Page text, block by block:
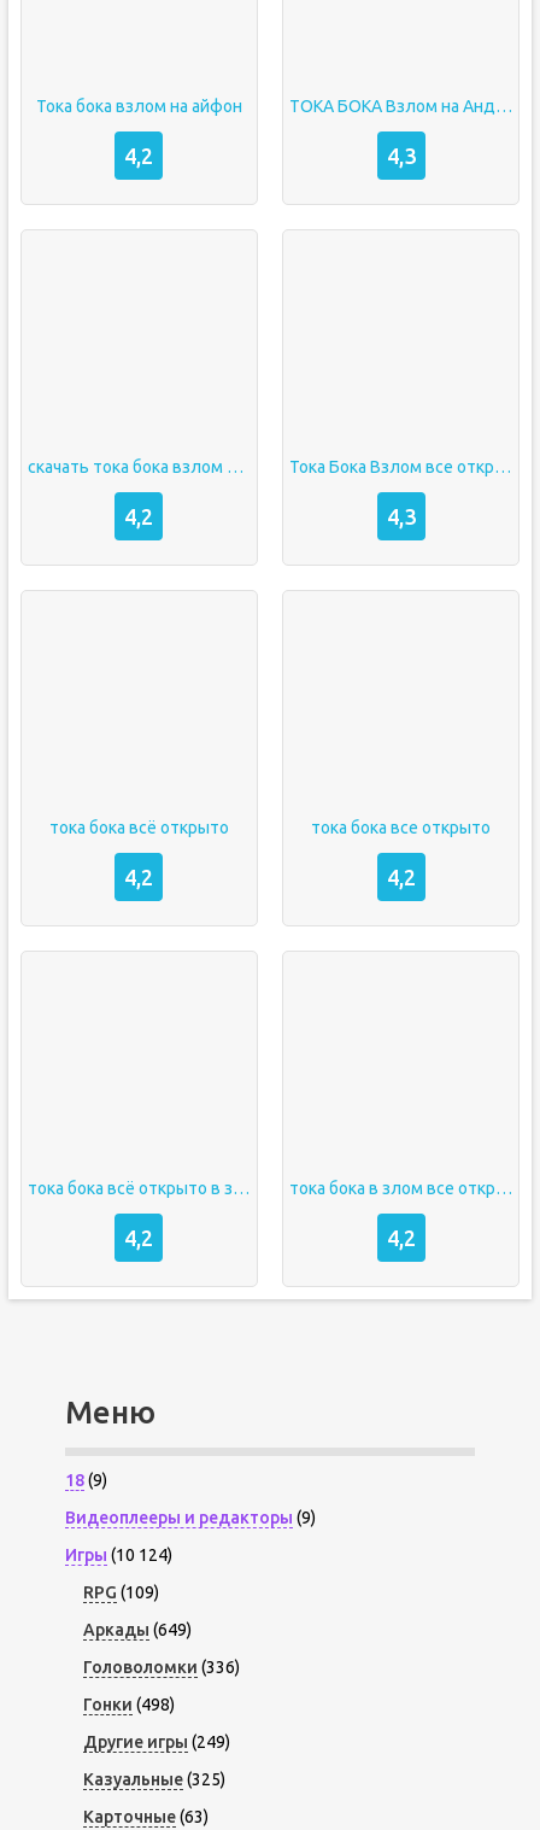
Тока бока взлом на айфон
4,2
ТОКА БОКА Взлом на Андроид Скачать МОД Все Открыто на Русском
4,3
скачать тока бока взлом все открыто
4,2
Тока Бока Взлом все открыто
4,3
тока бока всё открыто
4,2
тока бока все открыто
4,2
тока бока всё открыто в злом
4,2
тока бока в злом все открыто
4,2
Меню
18(9)
Видеоплееры и редакторы (9)
Игры (10 124)
RPG (109)
Аркады (649)
Головоломки (336)
Гонки (498)
Другие игры (249)
Казуальные(325)
Карточные(63)